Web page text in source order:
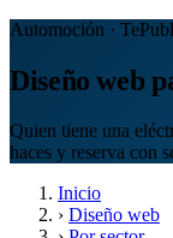
Automoción ·
Diseño web
Quien tiene una
haces y reserva con
Inicio
› Diseño web